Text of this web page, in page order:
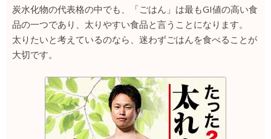
炭水化物の代表格の中でも、「ごはん」は最もGI値の高い食
品の一つであり、太りやすい食品と言うことになります。
太りたいと考えているのなら、迷わずごはんを食べることが
大切です。